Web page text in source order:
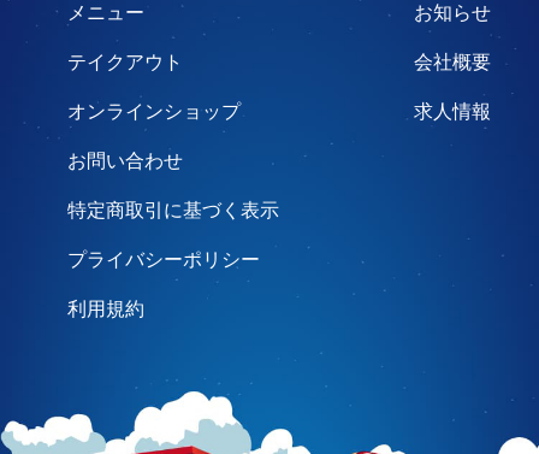
メニュー
テイクアウト
オンラインショップ
お知らせ
会社概要
求人情報
お問い合わせ
特定商取引に基づく表示
プライバシーポリシー
利用規約